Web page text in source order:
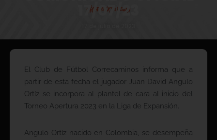
17/07/23
El Club de Fútbol Correcaminos informa que a
partir de esta fecha el jugador Juan David Angulo
Ortíz se incorpora al plantel de cara al inicio del
Torneo Apertura 2023 en la Liga de Expansión.
Angulo Ortíz nacido en Colombia, se desempeña